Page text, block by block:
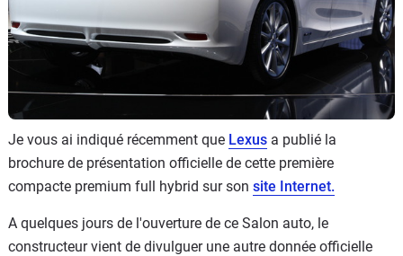
Je vous ai indiqué récemment que Lexus a publié la
brochure de présentation officielle de cette première
compacte premium full hybrid sur son site Internet.
A quelques jours de l'ouverture de ce Salon auto, le
constructeur vient de divulguer une autre donnée officielle